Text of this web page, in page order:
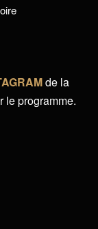
de la
le programme.